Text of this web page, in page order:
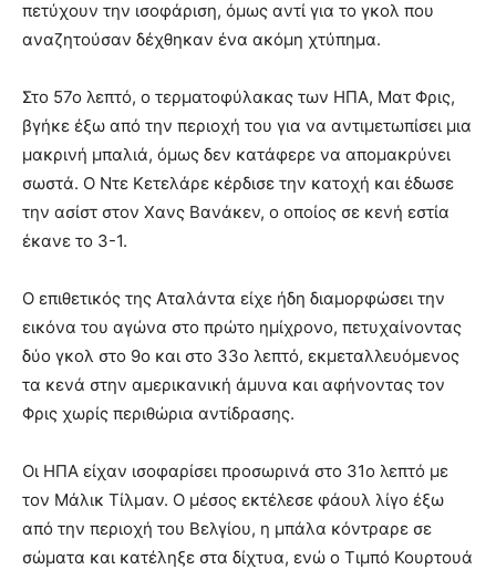
πετύχουν την ισοφάριση, όμως αντί για το γκολ που
αναζητούσαν δέχθηκαν ένα ακόμη χτύπημα.
Στο 57ο λεπτό, ο τερματοφύλακας των ΗΠΑ, Ματ Φρις,
βγήκε έξω από την περιοχή του για να αντιμετωπίσει μια
μακρινή μπαλιά, όμως δεν κατάφερε να απομακρύνει
σωστά. Ο Ντε Κετελάρε κέρδισε την κατοχή και έδωσε
την ασίστ στον Χανς Βανάκεν, ο οποίος σε κενή εστία
έκανε το 3-1.
Ο επιθετικός της Αταλάντα είχε ήδη διαμορφώσει την
εικόνα του αγώνα στο πρώτο ημίχρονο, πετυχαίνοντας
δύο γκολ στο 9ο και στο 33ο λεπτό, εκμεταλλευόμενος
τα κενά στην αμερικανική άμυνα και αφήνοντας τον
Φρις χωρίς περιθώρια αντίδρασης.
Οι ΗΠΑ είχαν ισοφαρίσει προσωρινά στο 31ο λεπτό με
τον Μάλικ Τίλμαν. Ο μέσος εκτέλεσε φάουλ λίγο έξω
από την περιοχή του Βελγίου, η μπάλα κόντραρε σε
σώματα και κατέληξε στα δίχτυα, ενώ ο Τιμπό Κουρτουά